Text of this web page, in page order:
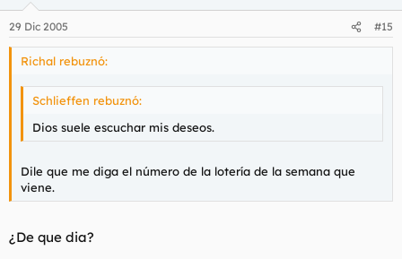
29 Dic 2005 #15
Richal rebuznó:
Schlieffen rebuznó:
Dios suele escuchar mis deseos.
Dile que me diga el número de la lotería de la semana que
viene.
¿De que dia?